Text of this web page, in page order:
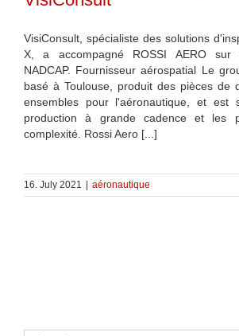
VisiConsult, spécialiste des solutions
X, a accompagné ROSSI AERO sur
NADCAP. Fournisseur aérospatial Le
basé à Toulouse, produit des pièces de
ensembles pour l'aéronautique, et est
production à grande cadence et les
complexité. Rossi Aero [...]
16. July 2021 aéronautique